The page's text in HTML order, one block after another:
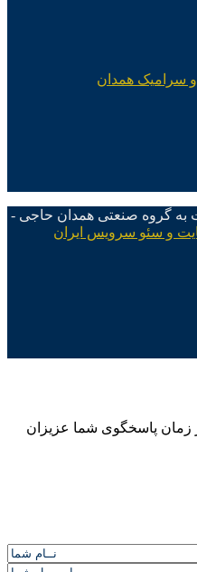
به گروه صنعتی همدان حاجی -
و سئو سرویس ایران
زمان پاسخگوی شما عزیزان